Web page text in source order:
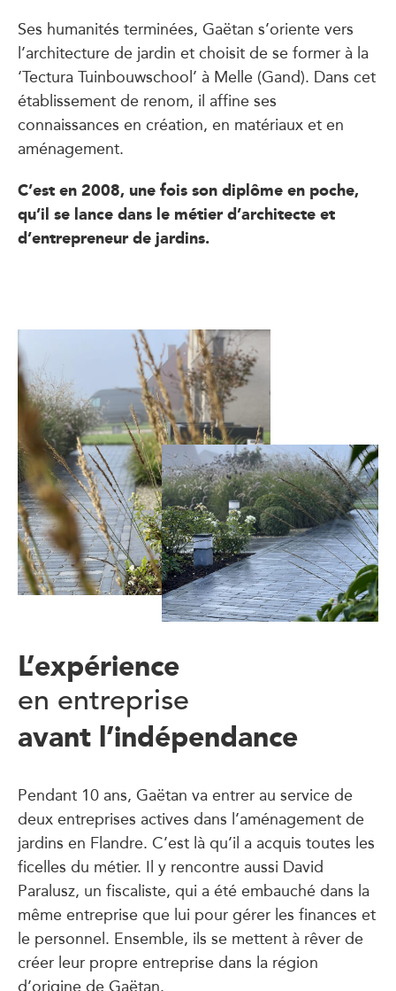
Ses humanités terminées, Gaëtan s’oriente vers
l’architecture de jardin et choisit de se former à la
‘Tectura Tuinbouwschool’ à Melle (Gand). Dans cet
établissement de renom, il affine ses
connaissances en création, en matériaux et en
aménagement.
C’est en 2008, une fois son diplôme en poche,
qu’il se lance dans le métier d’architecte et
d’entrepreneur de jardins.
L’expérience
en entreprise
avant l’indépendance
Pendant 10 ans, Gaëtan va entrer au service de
deux entreprises actives dans l’aménagement de
jardins en Flandre. C’est là qu’il a acquis toutes les
ficelles du métier. Il y rencontre aussi David
Paralusz, un fiscaliste, qui a été embauché dans la
même entreprise que lui pour gérer les finances et
le personnel. Ensemble, ils se mettent à rêver de
créer leur propre entreprise dans la région
d’origine de Gaëtan.